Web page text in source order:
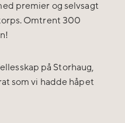
premier og selvsagt
Omtrent 300
på Storhaug,
som vi hadde håpet